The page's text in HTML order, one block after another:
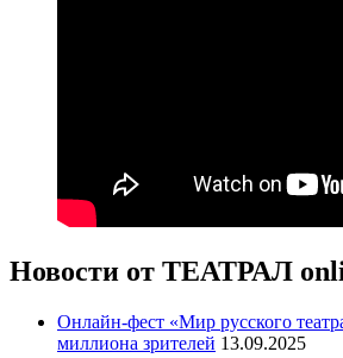
Новости от ТЕАТРАЛ
Онлайн-фест «Мир русского
миллиона зрителей 13.09.2025